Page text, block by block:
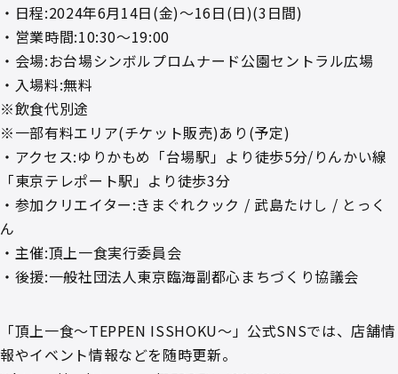
・⽇程:2024年6⽉14⽇(⾦)～16⽇(⽇)(3⽇間)
・営業時間:10:30～19:00
・会場:お台場シンボルプロムナード公園セントラル広場
・⼊場料:無料
※飲⾷代別途
※⼀部有料エリア(チケット販売)あり(予定)
・アクセス:ゆりかもめ「台場駅」より徒歩5分/りんかい線
「東京テレポート駅」より徒歩3分
・参加クリエイター:きまぐれクック / 武島たけし / とっく
ん
・主催:頂上⼀⾷実⾏委員会
・後援:⼀般社団法⼈東京臨海副都⼼まちづくり協議会
「頂上⼀⾷～TEPPEN ISSHOKU～」公式SNSでは、店舗情
報やイベント情報などを随時更新。